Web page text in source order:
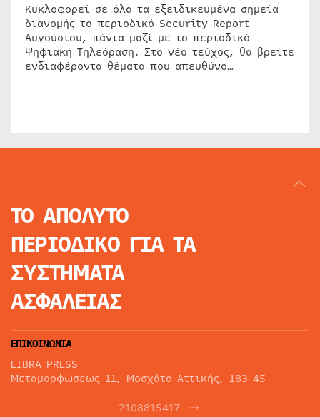
Κυκλοφορεί σε όλα τα εξειδικευμένα σημεία
διανομής το περιοδικό Security Report
Αυγούστου, πάντα μαζί με το περιοδικό
Ψηφιακή Τηλεόραση. Στο νέο τεύχος, θα βρείτε
ενδιαφέροντα θέματα που απευθύνο…
ΤΟ ΑΠΟΛΥΤΟ
ΠΕΡΙΟΔΙΚΟ ΓΙΑ ΤΑ
ΣΥΣΤΗΜΑΤΑ
ΑΣΦΑΛΕΙΑΣ
ΕΠΙΚΟΙΝΩΝΙΑ
LIBRA PRESS
Μεταμορφώσεως 11, Μοσχάτο Αττικής, 183 45
2108815417